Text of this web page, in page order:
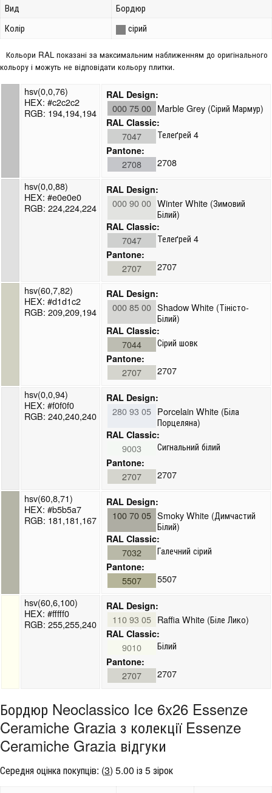
Вид
Бордюр
Колір
сірий
Кольори RAL показані за максимальним наближенням до оригінального
кольору і можуть не відповідати кольору плитки.
hsv(0,0,76)
HEX: #c2c2c2
RGB: 194,194,194
RAL Design:
000 75 00 Marble Grey (Сірий Мармур)
RAL Classic:
7047 Телеґрей 4
Pantone:
2708
2708
hsv(0,0,88)
HEX: #e0e0e0
RGB: 224,224,224
RAL Design:
000 90 00 Winter White (Зимовий
Білий)
RAL Classic:
7047 Телеґрей 4
Pantone:
2707
2707
hsv(60,7,82)
HEX: #d1d1c2
RGB: 209,209,194
RAL Design:
000 85 00 Shadow White (Тіністо-
Білий)
RAL Classic:
7044 Сірий шовк
Pantone:
2707
2707
hsv(0,0,94)
HEX: #f0f0f0
RGB: 240,240,240
RAL Design:
280 93 05 Porcelain White (Біла
Порцеляна)
RAL Classic:
9003 Сигнальний білий
Pantone:
2707
2707
hsv(60,8,71)
HEX: #b5b5a7
RGB: 181,181,167
RAL Design:
100 70 05 Smoky White (Димчастий
Білий)
RAL Classic:
7032 Галечний сірий
Pantone:
5507
5507
hsv(60,6,100)
HEX: #fffff0
RGB: 255,255,240
RAL Design:
110 93 05 Raffia White (Біле Лико)
RAL Classic:
9010 Білий
Pantone:
2707 2707
Бордюр Neoclassico Ice 6x26 Essenze
Ceramiche Grazia з колекції Essenze
Ceramiche Grazia відгуки
Середня оцінка покупців: (3) 5.00 із 5 зірок